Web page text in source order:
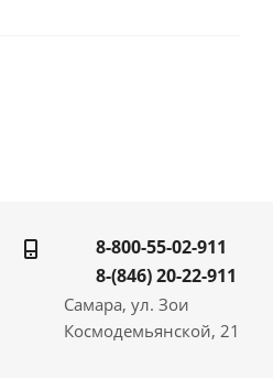
8-800-55-02-911
8-(846) 20-22-911
Самара, ул. Зои
Космодемьянской, 21